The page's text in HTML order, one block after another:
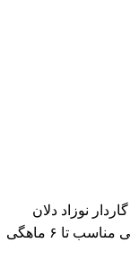
نوزاد دلان
مناسب تا ۲ سالگی قابل استفاده هستش آغوشی مناسب تا ۶ ماهگی